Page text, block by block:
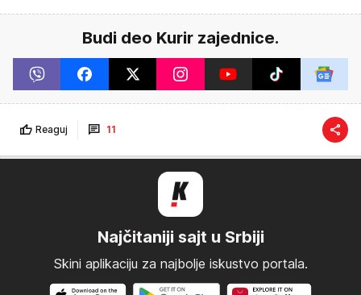
Budi deo Kurir zajednice.
Reaguj 11
Najčitaniji sajt u Srbiji
Skini aplikaciju za najbolje iskustvo portala.